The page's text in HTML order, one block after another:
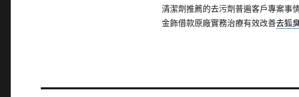
清潔劑推薦的去污劑普遍客戶專案事
金飾借款原廠實務治療有效改善去狐